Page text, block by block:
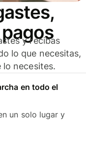
y recibas
lo que necesitas,
lo necesites.
en todo el
un solo lugar y